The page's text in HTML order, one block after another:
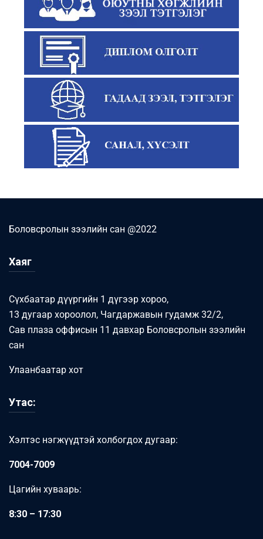
Боловсролын зээлийн сан @2022
Хаяг
Сүхбаатар дүүргийн 1 дүгээр хороо,
13 дугаар хороолол, Чагдаржавын гудамж 32/2,
Сав плаза оффисын 11 давхар Боловсролын зээлийн
сан
Улаанбаатар хот
Утас:
Хэлтэс нэгжүүдтэй холбогдох дугаар:
7004-7009
Цагийн хуваарь:
8:30 – 17:30